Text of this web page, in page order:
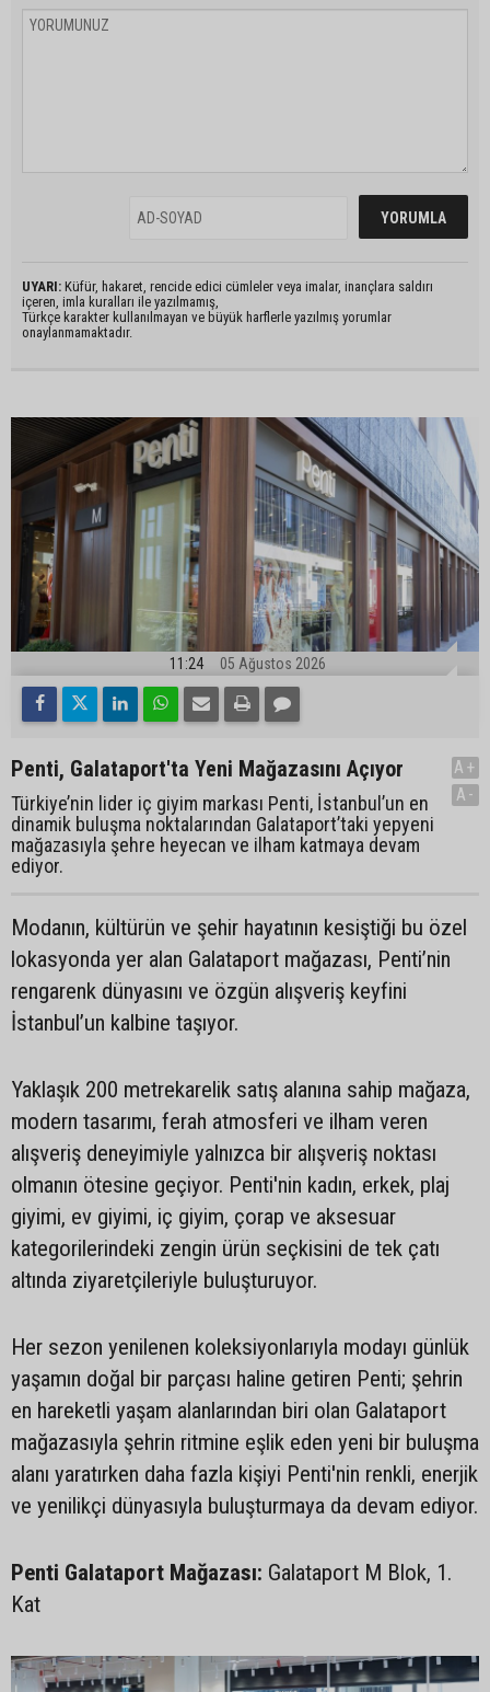
UYARI: Küfür, hakaret, rencide edici cümleler veya imalar, inançlara saldırı
içeren, imla kuralları ile yazılmamış,
Türkçe karakter kullanılmayan ve büyük harflerle yazılmış yorumlar
onaylanmamaktadır.
11:24 05 Ağustos 2026
Penti, Galataport'ta Yeni Mağazasını Açıyor
Türkiye’nin lider iç giyim markası Penti, İstanbul’un en
dinamik buluşma noktalarından Galataport’taki yepyeni
mağazasıyla şehre heyecan ve ilham katmaya devam
ediyor.
A+
A-
Modanın, kültürün ve şehir hayatının kesiştiği bu özel
lokasyonda yer alan Galataport mağazası, Penti’nin
rengarenk dünyasını ve özgün alışveriş keyfini
İstanbul’un kalbine taşıyor.
Yaklaşık 200 metrekarelik satış alanına sahip mağaza,
modern tasarımı, ferah atmosferi ve ilham veren
alışveriş deneyimiyle yalnızca bir alışveriş noktası
olmanın ötesine geçiyor. Penti'nin kadın, erkek, plaj
giyimi, ev giyimi, iç giyim, çorap ve aksesuar
kategorilerindeki zengin ürün seçkisini de tek çatı
altında ziyaretçileriyle buluşturuyor.
Her sezon yenilenen koleksiyonlarıyla modayı günlük
yaşamın doğal bir parçası haline getiren Penti; şehrin
en hareketli yaşam alanlarından biri olan Galataport
mağazasıyla şehrin ritmine eşlik eden yeni bir buluşma
alanı yaratırken daha fazla kişiyi Penti'nin renkli, enerjik
ve yenilikçi dünyasıyla buluşturmaya da devam ediyor.
Penti Galataport Mağazası: Galataport M Blok, 1.
Kat